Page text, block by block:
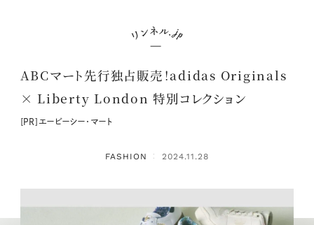
ABCマート先行独占販売！adidas Originals
× Liberty London 特別コレクション
[PR]エービーシー・マート
FASHION ： 2024.11.28